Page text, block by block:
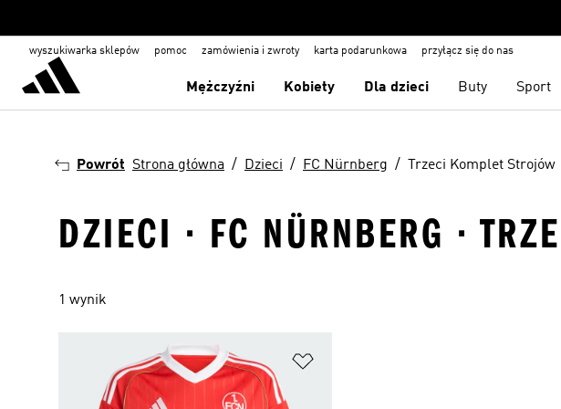
wyszukiwarka sklepów pomoc zamówienia i zwroty karta podarunkowa przyłącz się do nas
Mężczyźni Kobiety Dla dzieci Buty Sport
Powrót Strona główna Dzieci FC Nürnberg Trzeci Komplet Strojów
DZIECI · FC NÜRNBERG ·
1 wynik